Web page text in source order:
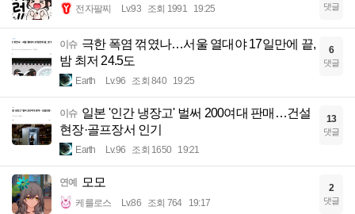
전자팔찌 Lv.93 조회 1991 19:25 댓글
이슈 극한 폭염 꺾였나…서울 열대야 17일만에 끝,
밤 최저 24.5도
Earth Lv.96 조회 840 19:25
6
댓글
이슈 일본 '인간 냉장고' 벌써 200여대 판매…건설
현장·골프장서 인기
Earth Lv.96 조회 1650 19:21
13
댓글
연예 모모
케를로스 Lv.86 조회 764 19:17
2
댓글